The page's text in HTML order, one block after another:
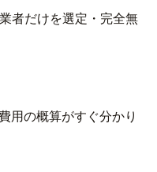
用の概算がすぐ分かり